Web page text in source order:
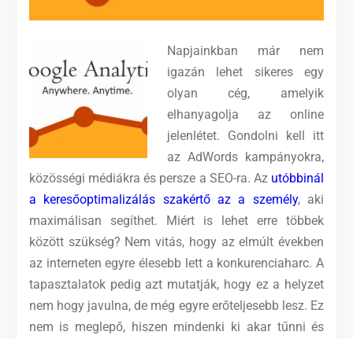
Napjainkban már nem
igazán lehet sikeres egy
olyan cég, amelyik
elhanyagolja az online
jelenlétet. Gondolni kell itt
az AdWords kampányokra,
közösségi médiákra és persze a SEO-ra. Az utóbbinál
a keresőoptimalizálás szakértő az a személy, aki
maximálisan segíthet. Miért is lehet erre többek
között szükség? Nem vitás, hogy az elmúlt években
az interneten egyre élesebb lett a konkurenciaharc. A
tapasztalatok pedig azt mutatják, hogy ez a helyzet
nem hogy javulna, de még egyre erőteljesebb lesz. Ez
nem is meglepő, hiszen mindenki ki akar tűnni és